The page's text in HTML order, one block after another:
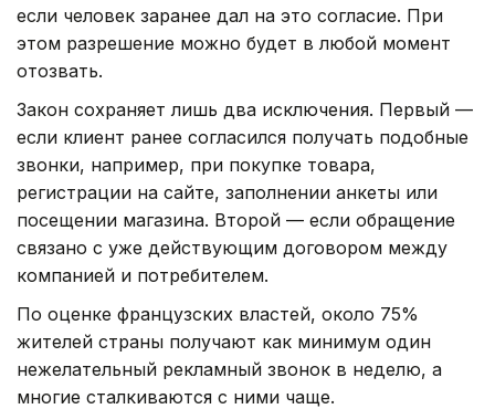
если человек заранее дал на это согласие. При
этом разрешение можно будет в любой момент
отозвать.
Закон сохраняет лишь два исключения. Первый —
если клиент ранее согласился получать подобные
звонки, например, при покупке товара,
регистрации на сайте, заполнении анкеты или
посещении магазина. Второй — если обращение
связано с уже действующим договором между
компанией и потребителем.
По оценке французских властей, около 75%
жителей страны получают как минимум один
нежелательный рекламный звонок в неделю, а
многие сталкиваются с ними чаще.